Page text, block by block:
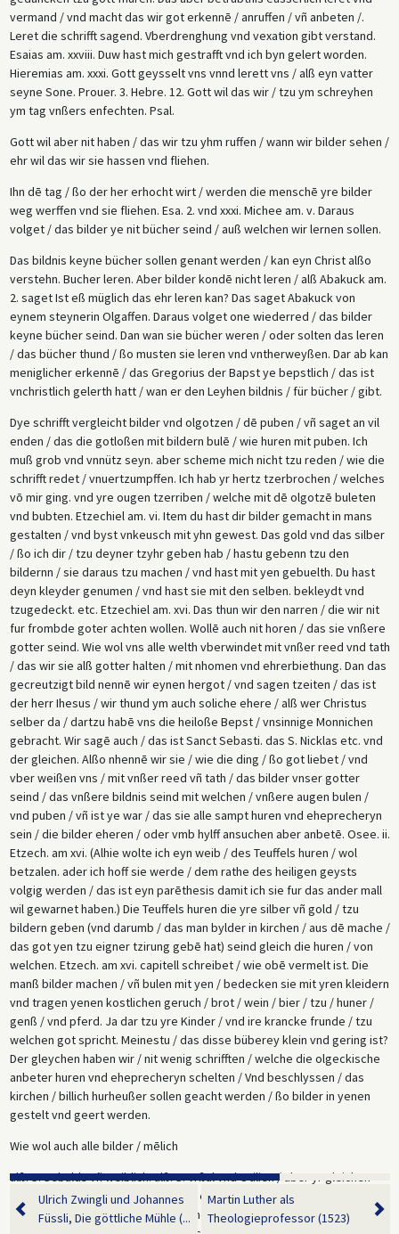
vermand / vnd macht das wir got erkennē / anruffen / vñ anbeten /.
Leret die schrifft sagend. Vberdrenghung vnd vexation gibt verstand.
Esaias am. xxviii. Duw hast mich gestrafft vnd ich byn gelert worden.
Hieremias am. xxxi. Gott geysselt vns vnnd lerett vns / alß eyn vatter
seyne Sone. Prouer. 3. Hebre. 12. Gott wil das wir / tzu ym schreyhen
ym tag vnßers enfechten. Psal.
Gott wil aber nit haben / das wir tzu yhm ruffen / wann wir bilder sehen /
ehr wil das wir sie hassen vnd fliehen.
Ihn dē tag / ßo der her erhocht wirt / werden die menschē yre bilder
weg werffen vnd sie fliehen. Esa. 2. vnd xxxi. Michee am. v. Daraus
volget / das bilder ye nit bücher seind / auß welchen wir lernen sollen.
Das bildnis keyne bücher sollen genant werden / kan eyn Christ alßo
verstehn. Bucher leren. Aber bilder kondē nicht leren / alß Abakuck am.
2. saget Ist eß müglich das ehr leren kan? Das saget Abakuck von
eynem steynerin Olgaffen. Daraus volget one wiederred / das bilder
keyne bücher seind. Dan wan sie bücher weren / oder solten das leren
/ das bücher thund / ßo musten sie leren vnd vntherweyßen. Dar ab kan
meniglicher erkennē / das Gregorius der Bapst ye bepstlich / das ist
vnchristlich gelerth hatt / wan er den Leyhen bildnis / für bücher / gibt.
Dye schrifft vergleicht bilder vnd olgotzen / dē puben / vñ saget an vil
enden / das die gotloßen mit bildern bulē / wie huren mit puben. Ich
muß grob vnd vnnütz seyn. aber scheme mich nicht tzu reden / wie die
schrifft redet / vnuertzumpffen. Ich hab yr hertz tzerbrochen / welches
vō mir ging. vnd yre ougen tzerriben / welche mit dē olgotzē buleten
vnd bubten. Etzechiel am. vi. Item du hast dir bilder gemacht in mans
gestalten / vnd byst vnkeusch mit yhn gewest. Das gold vnd das silber
/ ßo ich dir / tzu deyner tzyhr geben hab / hastu gebenn tzu den
bildernn / sie daraus tzu machen / vnd hast mit yen gebuelth. Du hast
deyn kleyder genumen / vnd hast sie mit den selben. bekleydt vnd
tzugedeckt. etc. Etzechiel am. xvi. Das thun wir den narren / die wir nit
fur frombde goter achten wollen. Wollē auch nit horen / das sie vnßere
gotter seind. Wie wol vns alle welth vberwindet mit vnßer reed vnd tath
/ das wir sie alß gotter halten / mit nhomen vnd ehrerbiethung. Dan das
gecreutzigt bild nennē wir eynen hergot / vnd sagen tzeiten / das ist
der herr Ihesus / wir thund ym auch soliche ehere / alß wer Christus
selber da / dartzu habē vns die heiloße Bepst / vnsinnige Monnichen
gebracht. Wir sagē auch / das ist Sanct Sebasti. das S. Nicklas etc. vnd
der gleichen. Alßo nhennē wir sie / wie die ding / ßo got liebet / vnd
vber weißen vns / mit vnßer reed vñ tath / das bilder vnser gotter
seind / das vnßere bildnis seind mit welchen / vnßere augen bulen /
vnd puben / vñ ist ye war / das sie alle sampt huren vnd eheprecheryn
sein / die bilder eheren / oder vmb hylff ansuchen aber anbetē. Osee. ii.
Etzech. am xvi. (Alhie wolte ich eyn weib / des Teuffels huren / wol
betzalen. ader ich hoff sie werde / dem rathe des heiligen geysts
volgig werden / das ist eyn parēthesis damit ich sie fur das ander mall
wil gewarnet haben.) Die Teuffels huren die yre silber vñ gold / tzu
bildern geben (vnd darumb / das man bylder in kirchen / aus dē mache /
das got yen tzu eigner tzirung gebē hat) seind gleich die huren / von
welchen. Etzech. am xvi. capitell schreibet / wie obē vermelt ist. Die
manß bilder machen / vñ bulen mit yen / bedecken sie mit yren kleidern
vnd tragen yenen kostlichen geruch / brot / wein / bier / tzu / huner /
genß / vnd pferd. Ja dar tzu yre Kinder / vnd ire krancke frunde / tzu
welchen got spricht. Meinestu / das disse büberey klein vnd gering ist?
Der gleychen haben wir / nit wenig schrifften / welche die olgeckische
anbeter huren vnd eheprecheryn schelten / Vnd beschlyssen / das
kirchen / billich hurheußer sollen geacht werden / ßo bilder in yenen
gestelt vnd geert werden.
Wie wol auch alle bilder / mēlich
alß. S. Sebalds vñ weiblich. alß. S. Vrßal vnd Otilien / aber yr gleichen
verboten seind / vñ sollen mit nicht eyngelassen werden / wie Deutro.
am iiii. geschriben steht dann est nhenneth die schrifft solige eher
Ulrich Zwingli und Johannes
Füssli, Die göttliche Mühle (...
Martin Luther als
Theologieprofessor (1523)